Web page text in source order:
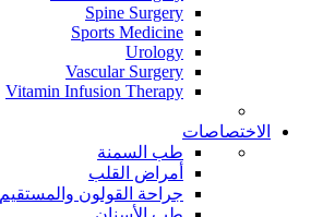
Spine Surgery
Sports Medicine
Urology
Vascular Surgery
Vitamin Infusion Therapy
الاختصاصات
طب السمنة
أمراض القلب
جراحة القولون والمستقيم